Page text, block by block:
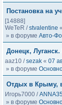
Постановка на
[14888]
WeTeR /stvalentine «
» в форуме Авто-
Донецк,
aaz10 /sezak « 07
» в форуме
Отдых в Крыму,
Игорь7000 /ANNA35
» в форуме